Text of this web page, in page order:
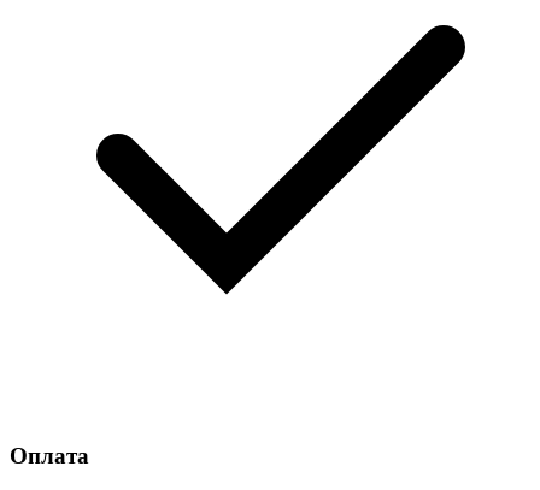
Оплата